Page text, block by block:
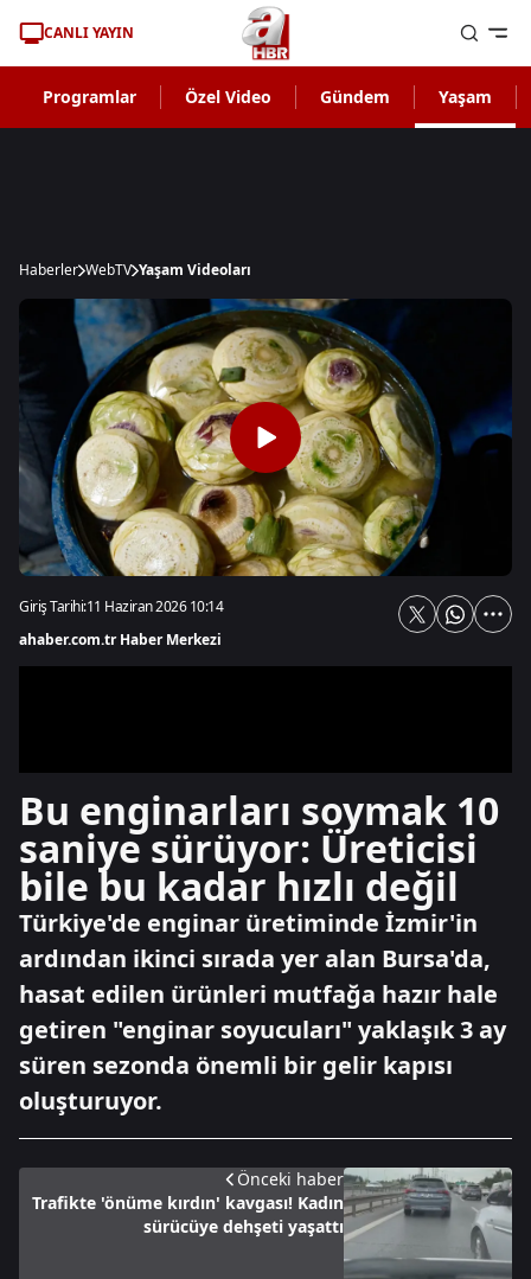
CANLI YAYIN
Programlar Özel Video Gündem Yaşam
Haberler WebTV Yaşam Videoları
Giriş Tarihi:11 Haziran 2026 10:14
ahaber.com.tr Haber Merkezi
Bu enginarları soymak 10
saniye sürüyor: Üreticisi
bile bu kadar hızlı değil
Türkiye'de enginar üretiminde İzmir'in
ardından ikinci sırada yer alan Bursa'da,
hasat edilen ürünleri mutfağa hazır hale
getiren "enginar soyucuları" yaklaşık 3 ay
süren sezonda önemli bir gelir kapısı
oluşturuyor.
Önceki haber
Trafikte 'önüme kırdın' kavgası! Kadın
sürücüye dehşeti yaşattı